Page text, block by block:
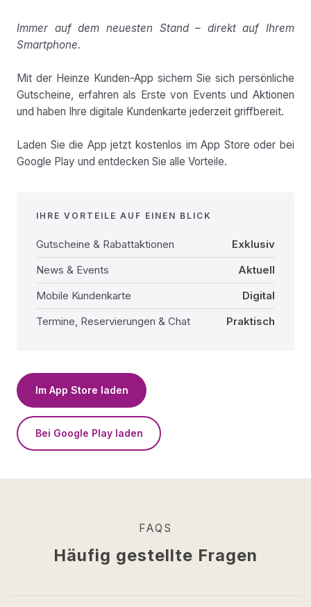
Immer auf dem neuesten Stand – direkt auf Ihrem
Smartphone.
Mit der Heinze Kunden-App sichern Sie sich persönliche
Gutscheine, erfahren als Erste von Events und Aktionen
und haben Ihre digitale Kundenkarte jederzeit griffbereit.
Laden Sie die App jetzt kostenlos im App Store oder bei
Google Play und entdecken Sie alle Vorteile.
IHRE VORTEILE AUF EINEN BLICK
Gutscheine & Rabattaktionen
Exklusiv
News & Events
Aktuell
Mobile Kundenkarte
Digital
Termine, Reservierungen & Chat
Praktisch
Im App Store laden
Bei Google Play laden
FAQS
Häufig gestellte Fragen